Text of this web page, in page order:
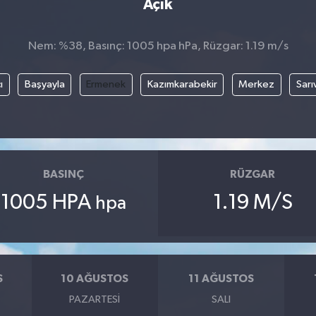
Açık
Nem: %38, Basınç: 1005 hpa hPa, Rüzgar: 1.19 m/s
Başyayla Ermenek Kazımkarabekir Merkez
BASINÇ
1005 HPA hpa
RÜZGAR
1.19 M/S
10 AĞUSTOS
PAZARTESI
11 AĞUSTOS
SALI